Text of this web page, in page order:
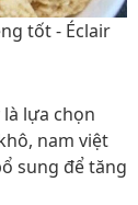
tốt - Éclair
lựa chọn
nam việt
sung để tăng